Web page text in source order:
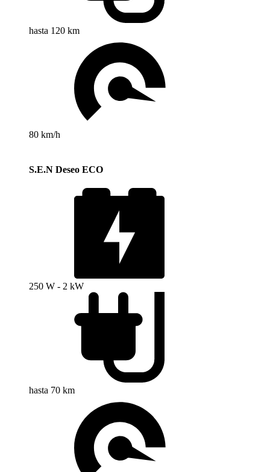
hasta 120 km
80 km/h
S.E.N Deseo ECO
250 W - 2 kW
hasta 70 km